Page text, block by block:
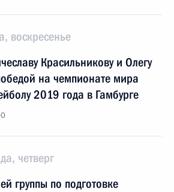
воскресенье
Красильникову и Олегу
на чемпионате мира
2019 года в Гамбурге
четверг
группы по подготовке